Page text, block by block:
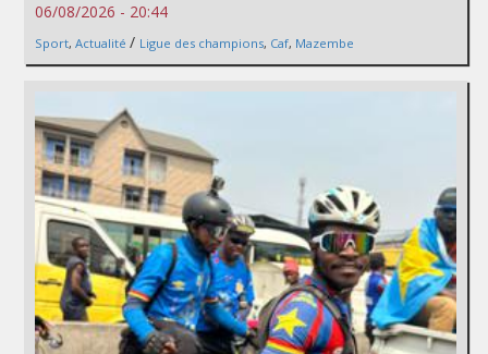
06/08/2026 - 20:44
Sport, Actualité / Ligue des champions, Caf, Mazembe